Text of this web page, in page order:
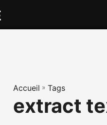
Accueil » Tags
extract